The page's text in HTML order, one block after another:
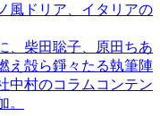
風ドリア、イタリアの
、柴田聡子、原田ちあ
え殻ら錚々たる執筆陣
中村のコラムコンテン
。